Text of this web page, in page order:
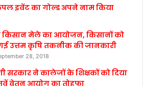
इवेंट का गोल्ड अपने नाम किया
किसान मेले का आयोजन, किसानों को
उत्तम कृषि तकनीक की जानकारी
28, 2018
सरकार ने कालेजों के शिक्षकों को दिया
वेतन आयोग का तोहफा